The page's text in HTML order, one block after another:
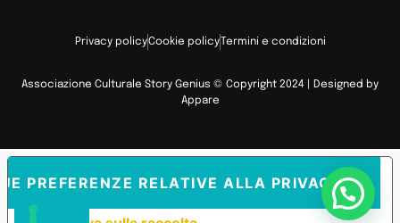
Associazione Culturale Story Genius © Copyright 2024 | Designed by
Appare
Privacy policyCookie policy Termini e condizioni
PREFERENZE RELATIVE ALLA PRIVACY